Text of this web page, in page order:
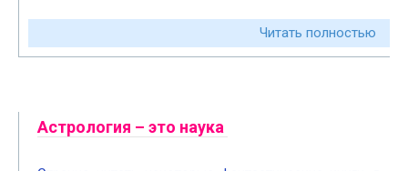
Читать полностью
Астрология – это наука